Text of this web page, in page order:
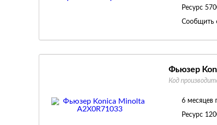
Ресурс
Сообщить
Фьюзер
Код
6 месяцев
Ресурс